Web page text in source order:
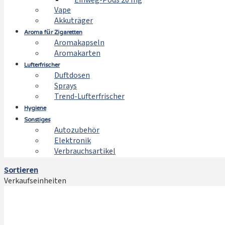
Vape
Akkuträger
Aroma für Zigaretten
Aromakapseln
Aromakarten
Lufterfrischer
Duftdosen
Sprays
Trend-Lufterfrischer
Hygiene
Sonstiges
Autozubehör
Elektronik
Verbrauchsartikel
Sortieren
Verkaufseinheiten